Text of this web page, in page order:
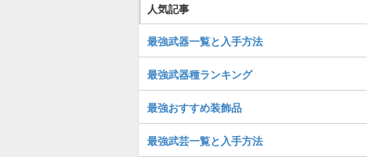
人気記事
最強武器一覧と入手方法
最強武器種ランキング
最強おすすめ装飾品
最強武芸一覧と入手方法